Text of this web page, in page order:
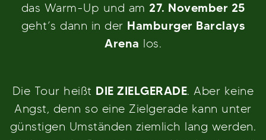
das Warm-Up und am 27. November 25
geht’s dann in der Hamburger Barclays
Arena los.
Die Tour heißt DIE ZIELGERADE. Aber keine
Angst, denn so eine Zielgerade kann unter
günstigen Umständen ziemlich lang werden.